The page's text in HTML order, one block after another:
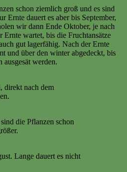
schon ziemlich groß und es sind
Ernte dauert es aber bis September,
wir dann Ende Oktober, je nach
Ernte wartet, bis die Fruchtansätze
gut lagerfähig. Nach der Ernte
und über den winter abgedeckt, bis
werden.
direkt nach dem
die Pflanzen schon
Lange dauert es nicht